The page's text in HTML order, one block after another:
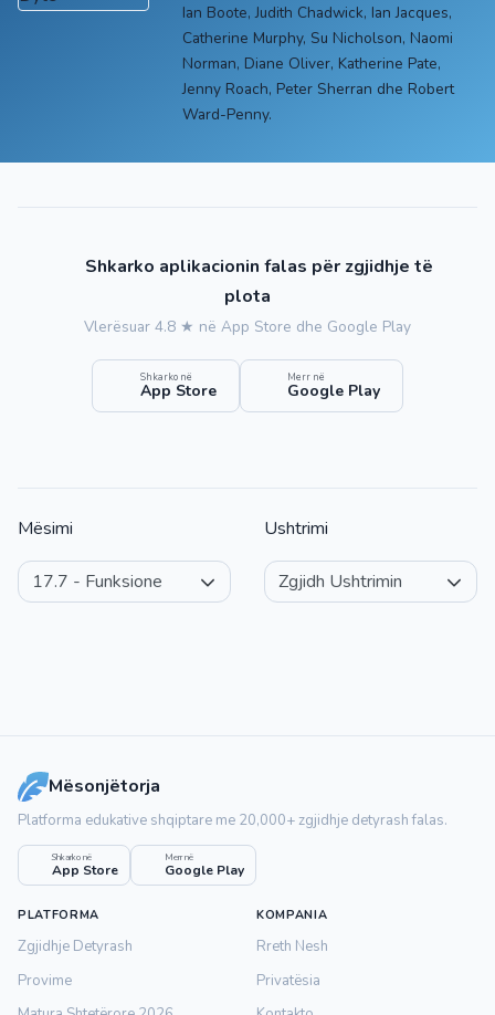
Ian Boote, Judith Chadwick, Ian Jacques,
Catherine Murphy, Su Nicholson, Naomi
Norman, Diane Oliver, Katherine Pate,
Jenny Roach, Peter Sherran dhe Robert
Ward-Penny.
Shkarko aplikacionin falas për zgjidhje të
plota
Vlerësuar 4.8 ★ në App Store dhe Google Play
Shkarko në
App Store
Merr në
Google Play
Mësimi Ushtrimi
Mësonjëtorja
Platforma edukative shqiptare me 20,000+ zgjidhje detyrash falas.
Shkarko në
App Store
Merr në
Google Play
PLATFORMA
Zgjidhje Detyrash
Provime
KOMPANIA
Rreth Nesh
Privatësia